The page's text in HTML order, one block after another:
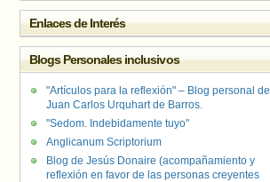
Enlaces de Interés
Blogs Personales inclusivos
"Artículos para la reflexión" – Blog personal de
Juan Carlos Urquhart de Barros.
"Sedom. Indebidamente tuyo"
Anglicanum Scriptorium
Blog de Jesús Donaire (acompañamiento y
reflexión en favor de las personas creyentes